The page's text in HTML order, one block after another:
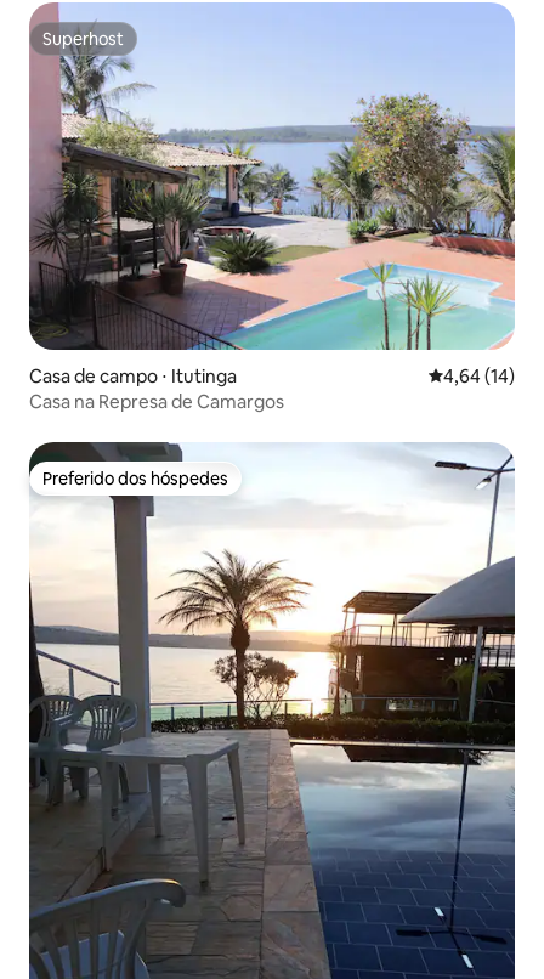
Superhost
Superhost
Casa de campo ⋅ Itutinga 4,64 de uma
4,64 (14)
Casa na Represa de Camargos
Preferido dos hóspedes
Preferido dos hóspedes